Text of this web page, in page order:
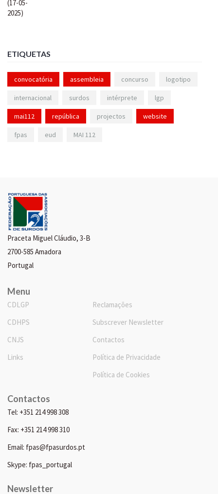
ETIQUETAS
convocatória assembleia concurso logotipo
internacional surdos intérprete lgp
mai112 república projectos website
fpas eud MAI 112
Praceta Miguel Cláudio, 3-B
2700-585 Amadora
Portugal
Menu
CDLGP
CDHPS
CNJS
Links
Reclamações
Subscrever Newsletter
Contactos
Política de Privacidade
Política de Cookies
Contactos
Tel: +351 214 998 308
Fax: +351 214 998 310
Email: fpas@fpasurdos.pt
Skype: fpas_portugal
Newsletter